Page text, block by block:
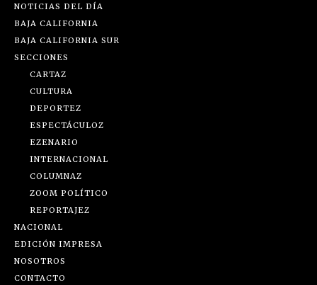
NOTICIAS DEL DÍA
BAJA CALIFORNIA
BAJA CALIFORNIA SUR
SECCIONES
CARTAZ
CULTURA
DEPORTEZ
ESPECTÁCULOZ
EZENARIO
INTERNACIONAL
COLUMNAZ
ZOOM POLÍTICO
REPORTAJEZ
NACIONAL
EDICIÓN IMPRESA
NOSOTROS
CONTACTO